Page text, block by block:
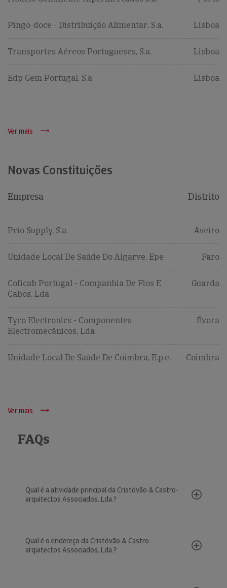
Pingo-doce - Distribuição Alimentar, S.a. Lisboa
Transportes Aéreos Portugueses, S.a. Lisboa
Edp Gem Portugal, S.a Lisboa
Ver mais
Novas Constituições
Empresa Distrito
Prio Supply, S.a. Aveiro
Unidade Local De Saúde Do Algarve, Epe Faro
Coficab Portugal - Companhia De Fios E
Cabos, Lda
Guarda
Tyco Electronics - Componentes
Electromecânicos, Lda
Évora
Unidade Local De Saúde De Coimbra, E.p.e. Coimbra
Ver mais
FAQs
Qual é a atividade principal da Cristóvão & Castro-
arquitectos Associados, Lda.?
Qual é o endereço da Cristóvão & Castro-
arquitectos Associados, Lda.?